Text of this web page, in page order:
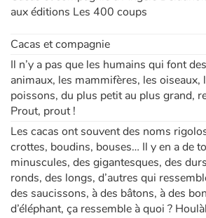
aux éditions Les 400 coups
Cacas et compagnie
Il n’y a pas que les humains qui font
animaux, les mammifères, les oiseaux,
poissons, du plus petit au plus grand,
Prout, prout !
Les cacas ont souvent des noms
crottes, boudins, bouses… Il y en a de
minuscules, des gigantesques, des
ronds, des longs, d’autres qui
des saucissons, à des bâtons, à des
d’éléphant, ça ressemble à quoi ?